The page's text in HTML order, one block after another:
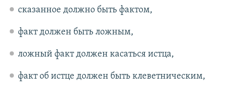
сказанное должно быть фактом,
факт должен быть ложным,
ложный факт должен касаться истца,
факт об истце должен быть клеветническим,